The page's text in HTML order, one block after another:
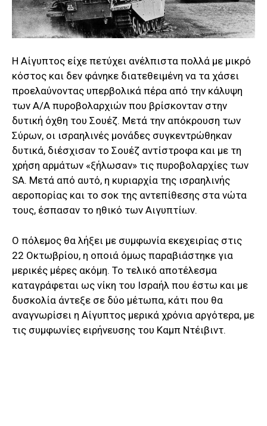
Η Αίγυπτος είχε πετύχει ανέλπιστα πολλά με μικρό
κόστος και δεν φάνηκε διατεθειμένη να τα χάσει
προελαύνοντας υπερβολικά πέρα από την κάλυψη
των Α/Α πυροβολαρχιών που βρίσκονταν στην
δυτική όχθη του Σουέζ. Μετά την απόκρουση των
Σύρων, οι ισραηλινές μονάδες συγκεντρώθηκαν
δυτικά, διέσχισαν το Σουέζ αντίστροφα και με τη
χρήση αρμάτων «ξήλωσαν» τις πυροβολαρχίες των
SA. Μετά από αυτό, η κυριαρχία της ισραηλινής
αεροπορίας και το σοκ της αντεπίθεσης στα νώτα
τους, έσπασαν το ηθικό των Αιγυπτίων.
Ο πόλεμος θα λήξει με συμφωνία εκεχειρίας στις
22 Οκτωβρίου, η οποιά όμως παραβιάστηκε για
μερικές μέρες ακόμη. Το τελικό αποτέλεσμα
καταγράφεται ως νίκη του Ισραήλ που έστω και με
δυσκολία άντεξε σε δύο μέτωπα, κάτι που θα
αναγνωρίσει η Αίγυπτος μερικά χρόνια αργότερα, με
τις συμφωνίες ειρήνευσης του Καμπ Ντέιβιντ.